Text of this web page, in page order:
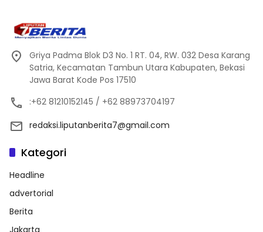
Griya Padma Blok D3 No. 1 RT. 04, RW. 032 Desa Karang
Satria, Kecamatan Tambun Utara Kabupaten, Bekasi
Jawa Barat Kode Pos 17510
:+62 81210152145 / +62 88973704197
redaksi.liputanberita7@gmail.com
Kategori
Headline
advertorial
Berita